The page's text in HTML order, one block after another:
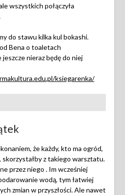
wszystkich połączyła
do stawu kilka kul bokashi.
Bena o toaletach
nieraz będę do niej
ksiegarenka/
że każdy, kto ma ogród,
skorzystałby z takiego warsztatu.
przez niego . Im wcześniej
wodą, tym łatwiej
zmian w przyszłości. Ale nawet